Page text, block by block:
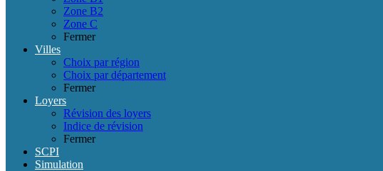
Zone B2
Zone C
Fermer
Villes
Choix par région
Choix par département
Fermer
Loyers
Révision des loyers
Indice de révision
Fermer
SCPI
Simulation